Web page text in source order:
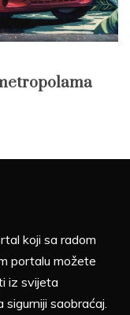
koji sa radom
portalu možete
iz svijeta
saobraćaj.